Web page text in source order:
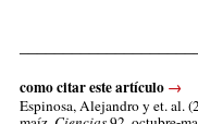
como citar este artículo →
Espinosa, Alejandroy et. al.